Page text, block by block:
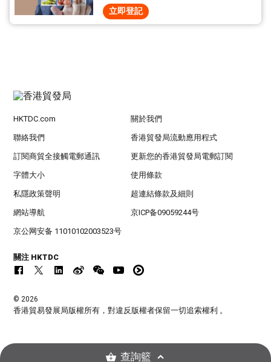
立即登記
HKTDC.com 關於我們
聯絡我們 香港貿發局流動應用程式
訂閱商貿全接觸電郵通訊 更新您的香港貿發局電郵訂閱
字體大小 使用條款
私隱政策聲明 超連結條款及細則
網站導航 京ICP备09059244号
京公网安备 11010102003523号
關注 HKTDC
© 2026
香港貿易發展局版權所有，對違反版權者保留一切追索權利 。
查詢籃